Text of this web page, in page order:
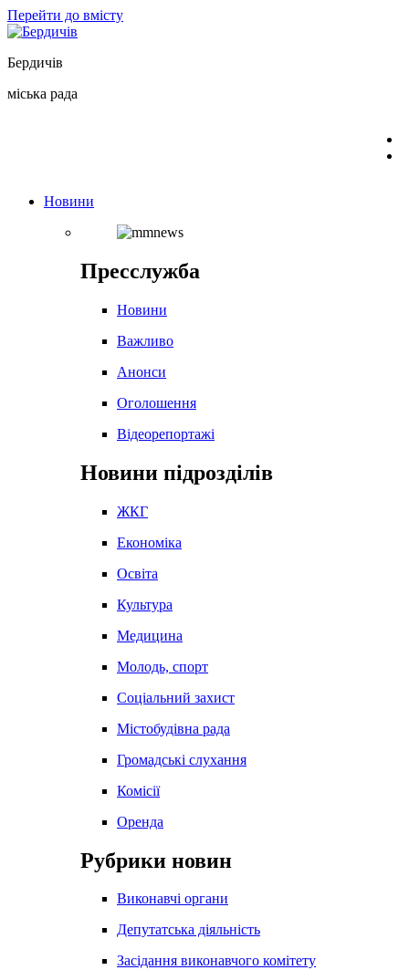
Перейти до вмісту
Бердичів
міська рада
Новини
Пресслужба
Новини
Важливо
Анонси
Оголошення
Відеорепортажі
Новини підрозділів
ЖКГ
Економіка
Освіта
Культура
Медицина
Молодь, спорт
Соціальний захист
Містобудівна рада
Громадські слухання
Комісії
Оренда
Рубрики новин
Виконавчі органи
Депутатська діяльність
Засідання виконавчого комітету